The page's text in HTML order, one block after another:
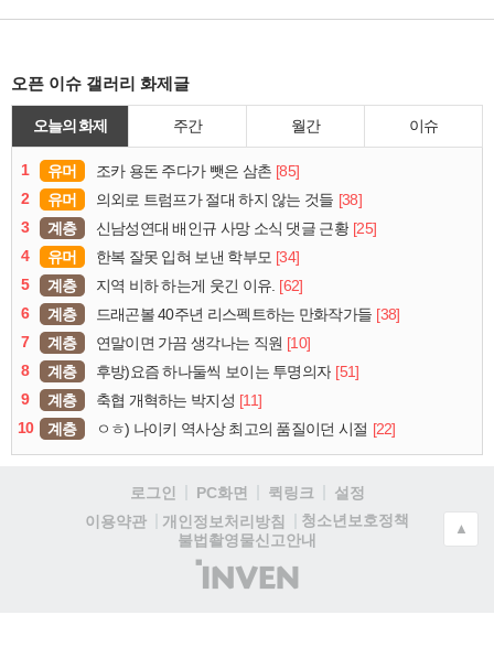
오픈 이슈 갤러리 화제글
오늘의 화제 주간 월간 이슈
1 유머 조카 용돈 주다가 뺏은 삼촌 [85]
2
유머 의외로 트럼프가 절대 하지 않는 것들 [38]
3
계층 신남성연대 배인규 사망 소식 댓글 근황 [25]
4
유머 한복 잘못 입혀 보낸 학부모 [34]
5
계층 지역 비하 하는게 웃긴 이유. [62]
6
계층 드래곤볼 40주년 리스펙트하는 만화작가들 [38]
7
계층 연말이면 가끔 생각나는 직원 [10]
8
계층 후방)요즘 하나둘씩 보이는 투명의자 [51]
9
계층 축협 개혁하는 박지성 [11]
10
계층 ㅇㅎ) 나이키 역사상 최고의 품질이던 시절 [22]
로그인 PC화면 퀵링크
설정
이용약관
개인정보처리방침
청소년보호정책
불법촬영물신고안내
(주)
인
▲